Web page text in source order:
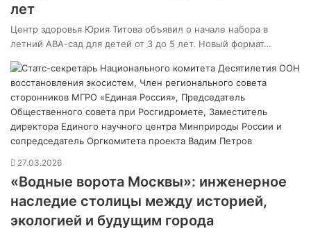
лет
Центр здоровья Юрия Титова объявил о начале набора в
летний АВА-сад для детей от 3 до 5 лет. Новый формат…
27.03.2026
«Водные ворота Москвы»: инженерное
наследие столицы между историей,
экологией и будущим города